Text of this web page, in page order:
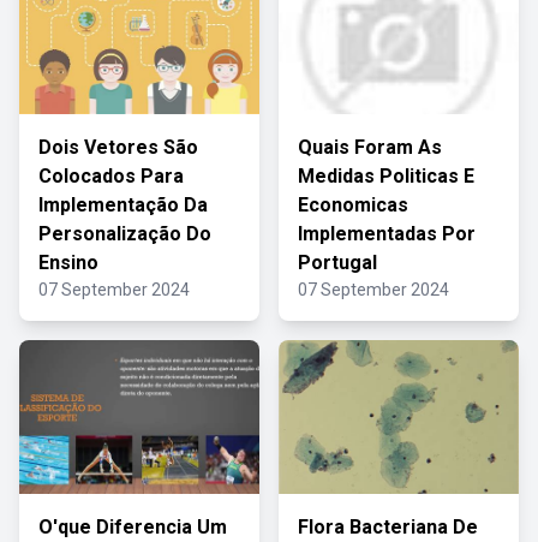
Dois Vetores São
Colocados Para
Implementação Da
Personalização Do
Ensino
07 September 2024
Quais Foram As
Medidas Politicas E
Economicas
Implementadas Por
Portugal
07 September 2024
O'que Diferencia Um Flora Bacteriana De